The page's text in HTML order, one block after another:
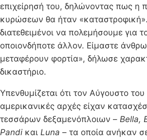
επιχείρησή του, δηλώνοντας πως η
κυρώσεων θα ήταν
διατεθειμένοι να πολεμήσουμε για
οποιονδήποτε άλλον. Είμαστε
μεταφέρουν φορτία», δήλωσε
δικαστήριο.
Υπενθυμίζεται ότι τον Αύγουστο
αμερικανικές αρχές είχαν
τεσσάρων δεξαμενόπλοιων – Bella,
Pandi και Luna – τα οποία ανήκαν